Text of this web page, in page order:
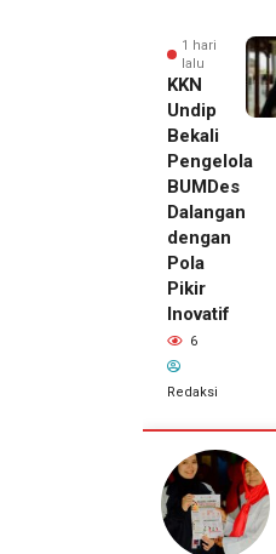
1 hari
lalu
KKN
Undip
Bekali
Pengelola
BUMDes
Dalangan
dengan
Pola
Pikir
Inovatif
6
Redaksi
1 hari lalu
Pemilik
Royal
Phone